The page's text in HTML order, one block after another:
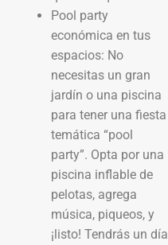
Pool party
económica en tus
espacios: No
necesitas un gran
jardín o una piscina
para tener una fiesta
temática “pool
party”. Opta por una
piscina inflable de
pelotas, agrega
música, piqueos, y
¡listo! Tendrás un día